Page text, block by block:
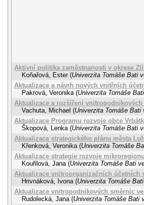
Aktivní politika zaměstnanosti v okrese
Koňařová, Ester (Univerzita Tomáše Bati
Aktualizace a návrh nových vnitřních
Pakrová, Veronika (Univerzita Tomáše
Aktualizace a rozšíření
Vachuta, Michael (Univerzita Tomáše Bati
Aktualizace Programu rozvoje obce
Škopová, Lenka (Univerzita Tomáše Bati
Aktualizace strategického plánu města
Křenková, Veronika (Univerzita Tomáše
Aktualizace strategie rozvoje
Kouřilová, Jana (Univerzita Tomáše Bati
Aktualizace vnitroorganizačních účetních
Hrivnáková, Ivona (Univerzita Tomáše
Aktualizace vnitropodnikových směrnic
Rudolecká, Jana (Univerzita Tomáše Bati